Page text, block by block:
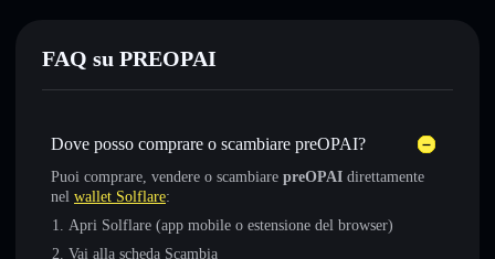
FAQ su PREOPAI
Dove posso comprare o scambiare preOPAI?
Puoi comprare, vendere o scambiare preOPAI direttamente
nel wallet Solflare:
Apri Solflare (app mobile o estensione del browser)
Vai alla scheda Scambia